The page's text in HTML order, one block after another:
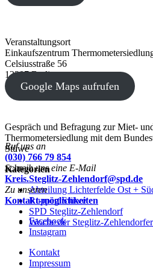
Veranstaltungsort
Einkaufszentrum
Celsiusstraße 56
12207 Berlin
Google Maps aufrufen
Gespräch und Befragung zur Miet-
Thermometersiedlung mit dem
Stüwe
Kategorien
Abteilung Lichterfelde Ost +
Ruppert Stüwe
SPD Steglitz-Zehlendorf
Woche der Steglitz-
Ruf uns an
(030) 766 79 854
Schreib uns eine E-Mail
Kreis.Steglitz-Zehlendorf@spd.de
Zu unseren
Kontakt-möglichkeiten
Facebook
Instagram
Kontakt
Impressum